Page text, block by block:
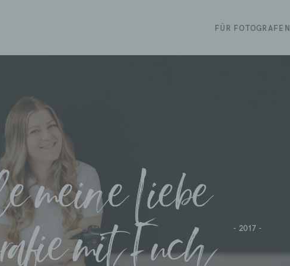
FÜR FOTOGRAFEN
Liebe - 2017 -
INFORMATIONEN
LEISTUNGEN
FÜR FOTOGRAFEN
KONTAKT